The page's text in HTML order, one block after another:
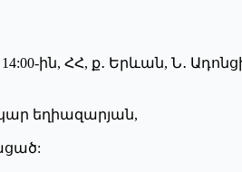
ին, ՀՀ, ք․ Երևան, Ն․ Ադոնցի
եղիազարյան,